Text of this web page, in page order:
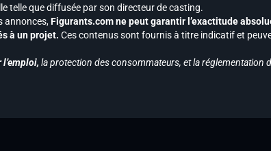
telle que diffusée par son directeur de casting.
annonces,Figurants.com ne peut garantir l’exactitude
à un projet. Ces contenus sont fournis à titre indicatif et
la protection des consommateurs, et la réglementation